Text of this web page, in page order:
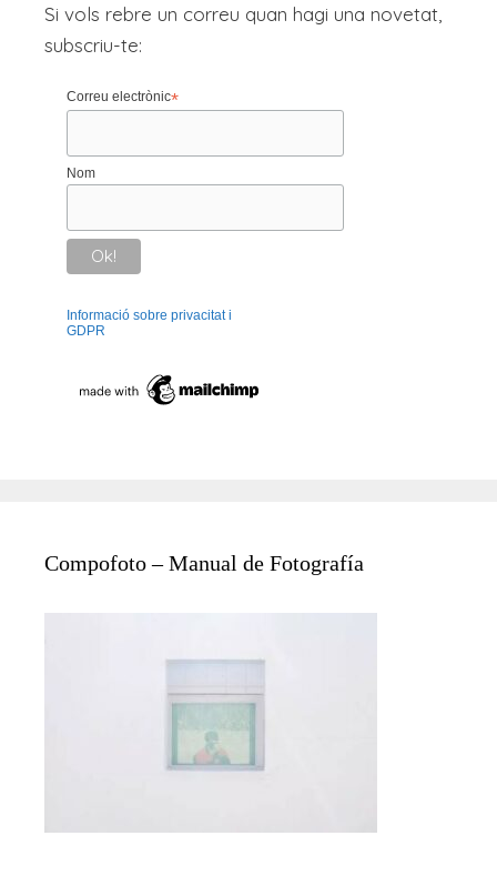
Si vols rebre un correu quan hagi una novetat,
subscriu-te:
Correu electrònic*
Nom
Informació sobre privacitat i
GDPR
Compofoto – Manual de Fotografía